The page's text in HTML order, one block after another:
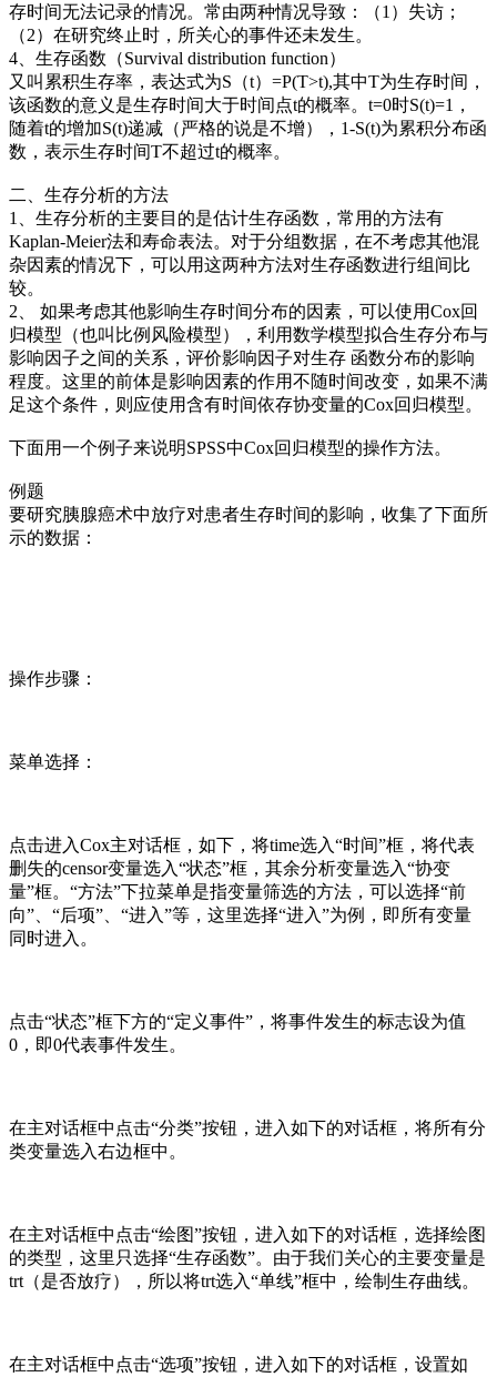
存时间无法记录的情况。常由两种情况导致：（1）失访；
（2）在研究终止时，所关心的事件还未发生。
4、生存函数（Survival distribution function）
又叫累积生存率，表达式为S（t）=P(T>t),其中T为生存时间，
该函数的意义是生存时间大于时间点t的概率。t=0时S(t)=1，
随着t的增加S(t)递减（严格的说是不增），1-S(t)为累积分布函
数，表示生存时间T不超过t的概率。
二、生存分析的方法
1、生存分析的主要目的是估计生存函数，常用的方法有
Kaplan-Meier法和寿命表法。对于分组数据，在不考虑其他混
杂因素的情况下，可以用这两种方法对生存函数进行组间比
较。
2、 如果考虑其他影响生存时间分布的因素，可以使用Cox回
归模型（也叫比例风险模型），利用数学模型拟合生存分布与
影响因子之间的关系，评价影响因子对生存 函数分布的影响
程度。这里的前体是影响因素的作用不随时间改变，如果不满
足这个条件，则应使用含有时间依存协变量的Cox回归模型。
下面用一个例子来说明SPSS中Cox回归模型的操作方法。
例题
要研究胰腺癌术中放疗对患者生存时间的影响，收集了下面所
示的数据：
操作步骤：
菜单选择：
点击进入Cox主对话框，如下，将time选入“时间”框，将代表
删失的censor变量选入“状态”框，其余分析变量选入“协变
量”框。“方法”下拉菜单是指变量筛选的方法，可以选择“前
向”、“后项”、“进入”等，这里选择“进入”为例，即所有变量
同时进入。
点击“状态”框下方的“定义事件”，将事件发生的标志设为值
0，即0代表事件发生。
在主对话框中点击“分类”按钮，进入如下的对话框，将所有分
类变量选入右边框中。
在主对话框中点击“绘图”按钮，进入如下的对话框，选择绘图
的类型，这里只选择“生存函数”。由于我们关心的主要变量是
trt（是否放疗），所以将trt选入“单线”框中，绘制生存曲线。
在主对话框中点击“选项”按钮，进入如下的对话框，设置如